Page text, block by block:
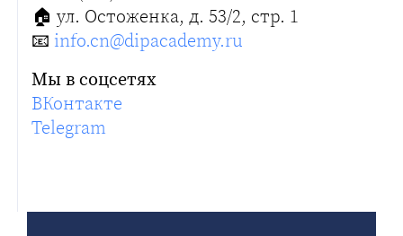
🏠️ ул. Остоженка, д. 53/2, стр. 1
📧 info.cn@dipacademy.ru
Мы в соцсетях
ВКонтакте
Telegram